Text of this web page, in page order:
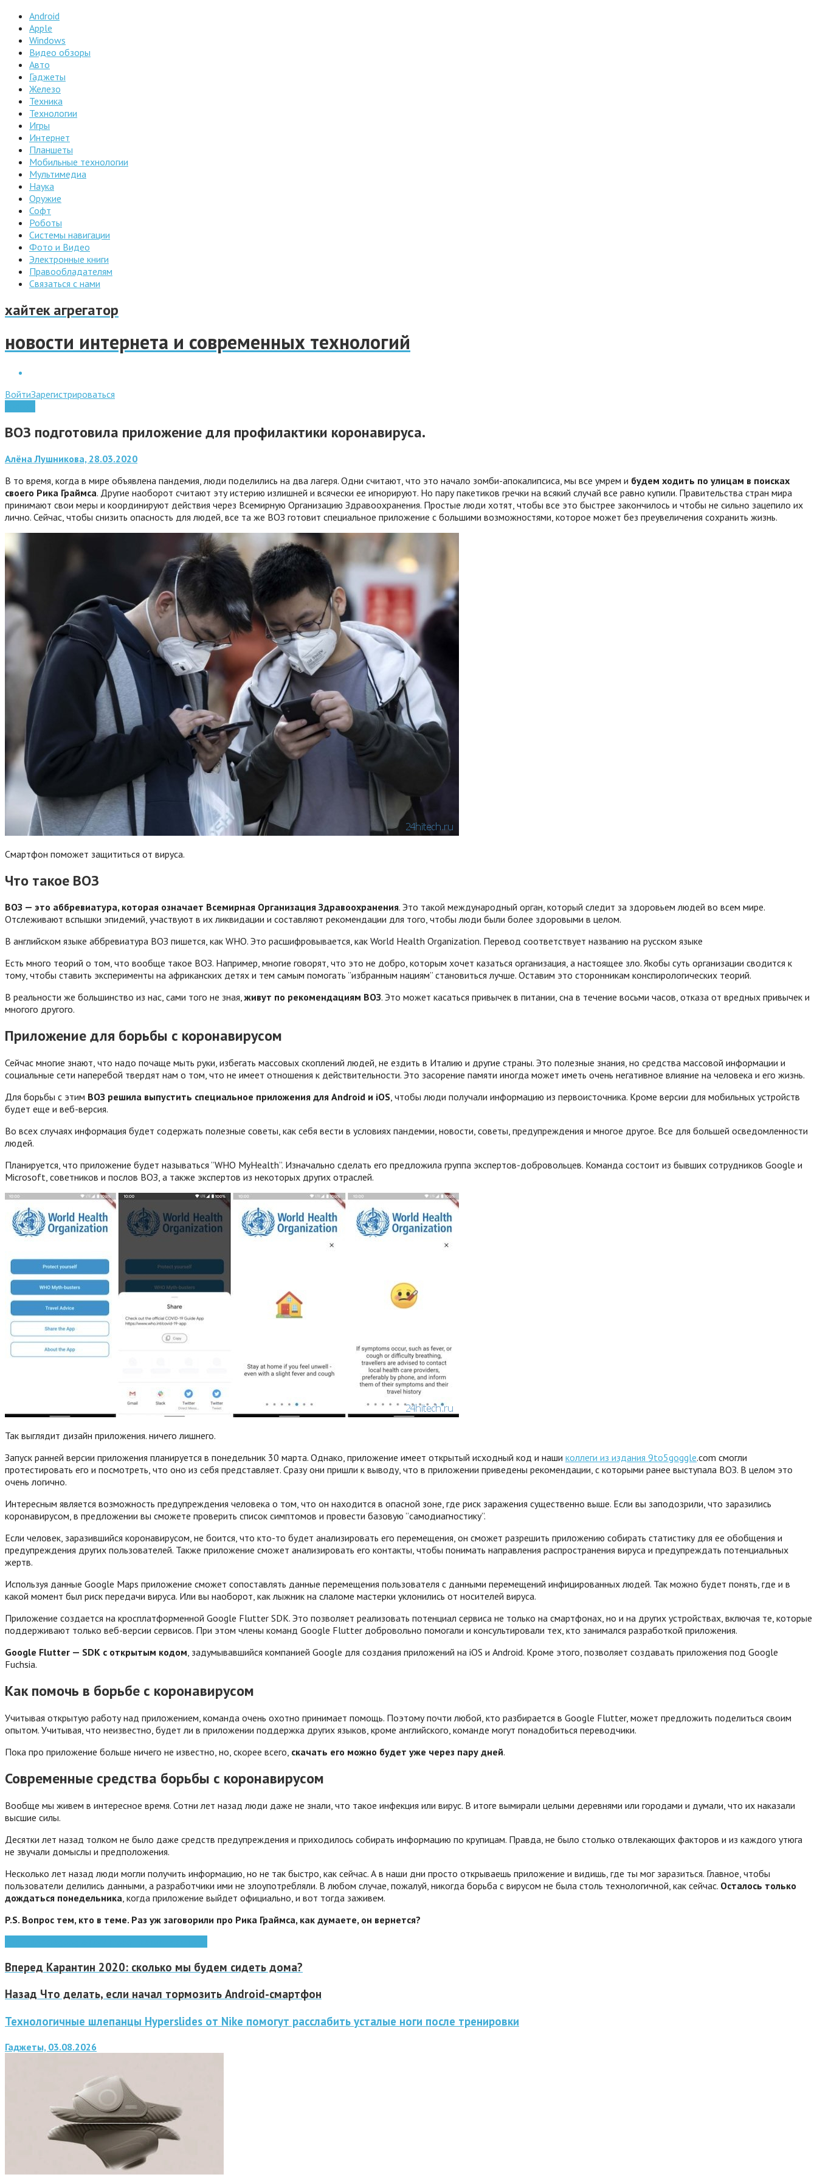
Android
Apple
Windows
Видео обзоры
Авто
Гаджеты
Железо
Техника
Технологии
Игры
Интернет
Планшеты
Мобильные технологии
Мультимедиа
Наука
Оружие
Софт
Роботы
Системы навигации
Фото и Видео
Электронные книги
Правообладателям
Связаться с нами
хайтек агрегатор
новости интернета и современных технологий
ВойтиЗарегистрироваться
ВОЗ подготовила приложение для профилактики коронавируса.
Алёна Лушникова, 28.03.2020
В то время, когда в мире объявлена пандемия, люди поделились на два лагеря. Одни считают, что это начало зомби-апокалипсиса, мы все умрем и будем ходить по улицам в поисках
своего Рика Граймса. Другие наоборот считают эту истерию излишней и всячески ее игнорируют. Но пару пакетиков гречки на всякий случай все равно купили. Правительства стран мира
принимают свои меры и координируют действия через Всемирную Организацию Здравоохранения. Простые люди хотят, чтобы все это быстрее закончилось и чтобы не сильно зацепило их
лично. Сейчас, чтобы снизить опасность для людей, все та же ВОЗ готовит специальное приложение с большими возможностями, которое может без преувеличения сохранить жизнь.
Смартфон поможет защититься от вируса.
Что такое ВОЗ
ВОЗ — это аббревиатура, которая означает Всемирная Организация Здравоохранения. Это такой международный орган, который следит за здоровьем людей во всем мире.
Отслеживают вспышки эпидемий, участвуют в их ликвидации и составляют рекомендации для того, чтобы люди были более здоровыми в целом.
В английском языке аббревиатура ВОЗ пишется, как WHO. Это расшифровывается, как World Health Organization. Перевод соответствует названию на русском языке
Есть много теорий о том, что вообще такое ВОЗ. Например, многие говорят, что это не добро, которым хочет казаться организация, а настоящее зло. Якобы суть организации сводится к
тому, чтобы ставить эксперименты на африканских детях и тем самым помогать ”избранным нациям” становиться лучше. Оставим это сторонникам конспирологических теорий.
В реальности же большинство из нас, сами того не зная,живут по рекомендациям ВОЗ. Это может касаться привычек в питании, сна в течение восьми часов, отказа от вредных привычек и
многого другого.
Приложение для борьбы с коронавирусом
Сейчас многие знают, что надо почаще мыть руки, избегать массовых скоплений людей, не ездить в Италию и другие страны. Это полезные знания, но средства массовой информации и
социальные сети наперебой твердят нам о том, что не имеет отношения к действительности. Это засорение памяти иногда может иметь очень негативное влияние на человека и его жизнь.
Для борьбы с этим ВОЗ решила выпустить специальное приложения для Android и iOS, чтобы люди получали информацию из первоисточника. Кроме версии для мобильных устройств
будет еще и веб-версия.
Во всех случаях информация будет содержать полезные советы, как себя вести в условиях пандемии, новости, советы, предупреждения и многое другое. Все для большей осведомленности
людей.
Планируется, что приложение будет называться ”WHO MyHealth”. Изначально сделать его предложила группа экспертов-добровольцев. Команда состоит из бывших сотрудников Google и
Microsoft, советников и послов ВОЗ, а также экспертов из некоторых других отраслей.
Так выглядит дизайн приложения. ничего лишнего.
Запуск ранней версии приложения планируется в понедельник 30 марта. Однако, приложение имеет открытый исходный код и наши коллеги из издания 9to5goggle.com смогли
протестировать его и посмотреть, что оно из себя представляет. Сразу они пришли к выводу, что в приложении приведены рекомендации, с которыми ранее выступала ВОЗ. В целом это
очень логично.
Интересным является возможность предупреждения человека о том, что он находится в опасной зоне, где риск заражения существенно выше. Если вы заподозрили, что заразились
коронавирусом, в предложении вы сможете проверить список симптомов и провести базовую ”самодиагностику”.
Если человек, заразившийся коронавирусом, не боится, что кто-то будет анализировать его перемещения, он сможет разрешить приложению собирать статистику для ее обобщения и
предупреждения других пользователей. Также приложение сможет анализировать его контакты, чтобы понимать направления распространения вируса и предупреждать потенциальных
жертв.
Используя данные Google Maps приложение сможет сопоставлять данные перемещения пользователя с данными перемещений инфицированных людей. Так можно будет понять, где и в
какой момент был риск передачи вируса. Или вы наоборот, как лыжник на слаломе мастерки уклонились от носителей вируса.
Приложение создается на кросплатформенной Google Flutter SDK. Это позволяет реализовать потенциал сервиса не только на смартфонах, но и на других устройствах, включая те, которые
поддерживают только веб-версии сервисов. При этом члены команд Google Flutter добровольно помогали и консультировали тех, кто занимался разработкой приложения.
Google Flutter — SDK с открытым кодом, задумывавшийся компанией Google для создания приложений на iOS и Android. Кроме этого, позволяет создавать приложения под Google
Fuchsia.
Как помочь в борьбе с коронавирусом
Учитывая открытую работу над приложением, команда очень охотно принимает помощь. Поэтому почти любой, кто разбирается в Google Flutter, может предложить поделиться своим
опытом. Учитывая, что неизвестно, будет ли в приложении поддержка других языков, кроме английского, команде могут понадобиться переводчики.
Пока про приложение больше ничего не известно, но, скорее всего, скачать его можно будет уже через пару дней.
Современные средства борьбы с коронавирусом
Вообще мы живем в интересное время. Сотни лет назад люди даже не знали, что такое инфекция или вирус. В итоге вымирали целыми деревнями или городами и думали, что их наказали
высшие силы.
Десятки лет назад толком не было даже средств предупреждения и приходилось собирать информацию по крупицам. Правда, не было столько отвлекающих факторов и из каждого утюга
не звучали домыслы и предположения.
Несколько лет назад люди могли получить информацию, но не так быстро, как сейчас. А в наши дни просто открываешь приложение и видишь, где ты мог заразиться. Главное, чтобы
пользователи делились данными, а разработчики ими не злоупотребляли. В любом случае, пожалуй, никогда борьба с вирусом не была столь технологичной, как сейчас. Осталось только
дождаться понедельника , когда приложение выйдет официально, и вот тогда заживем.
P.S. Вопрос тем, кто в теме. Раз уж заговорили про Рика Граймса, как думаете, он вернется?
Вперед Карантин 2020: сколько мы будем сидеть дома?
Назад Что делать, если начал тормозить Android-смартфон
Технологичные шлепанцы Hyperslides от Nike помогут расслабить усталые ноги после тренировки
Гаджеты, 03.08.2026